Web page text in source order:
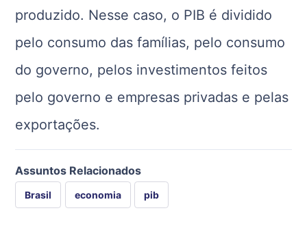
produzido. Nesse caso, o PIB é dividido
pelo consumo das famílias, pelo consumo
do governo, pelos investimentos feitos
pelo governo e empresas privadas e pelas
exportações.
Assuntos Relacionados
Brasil economia pib